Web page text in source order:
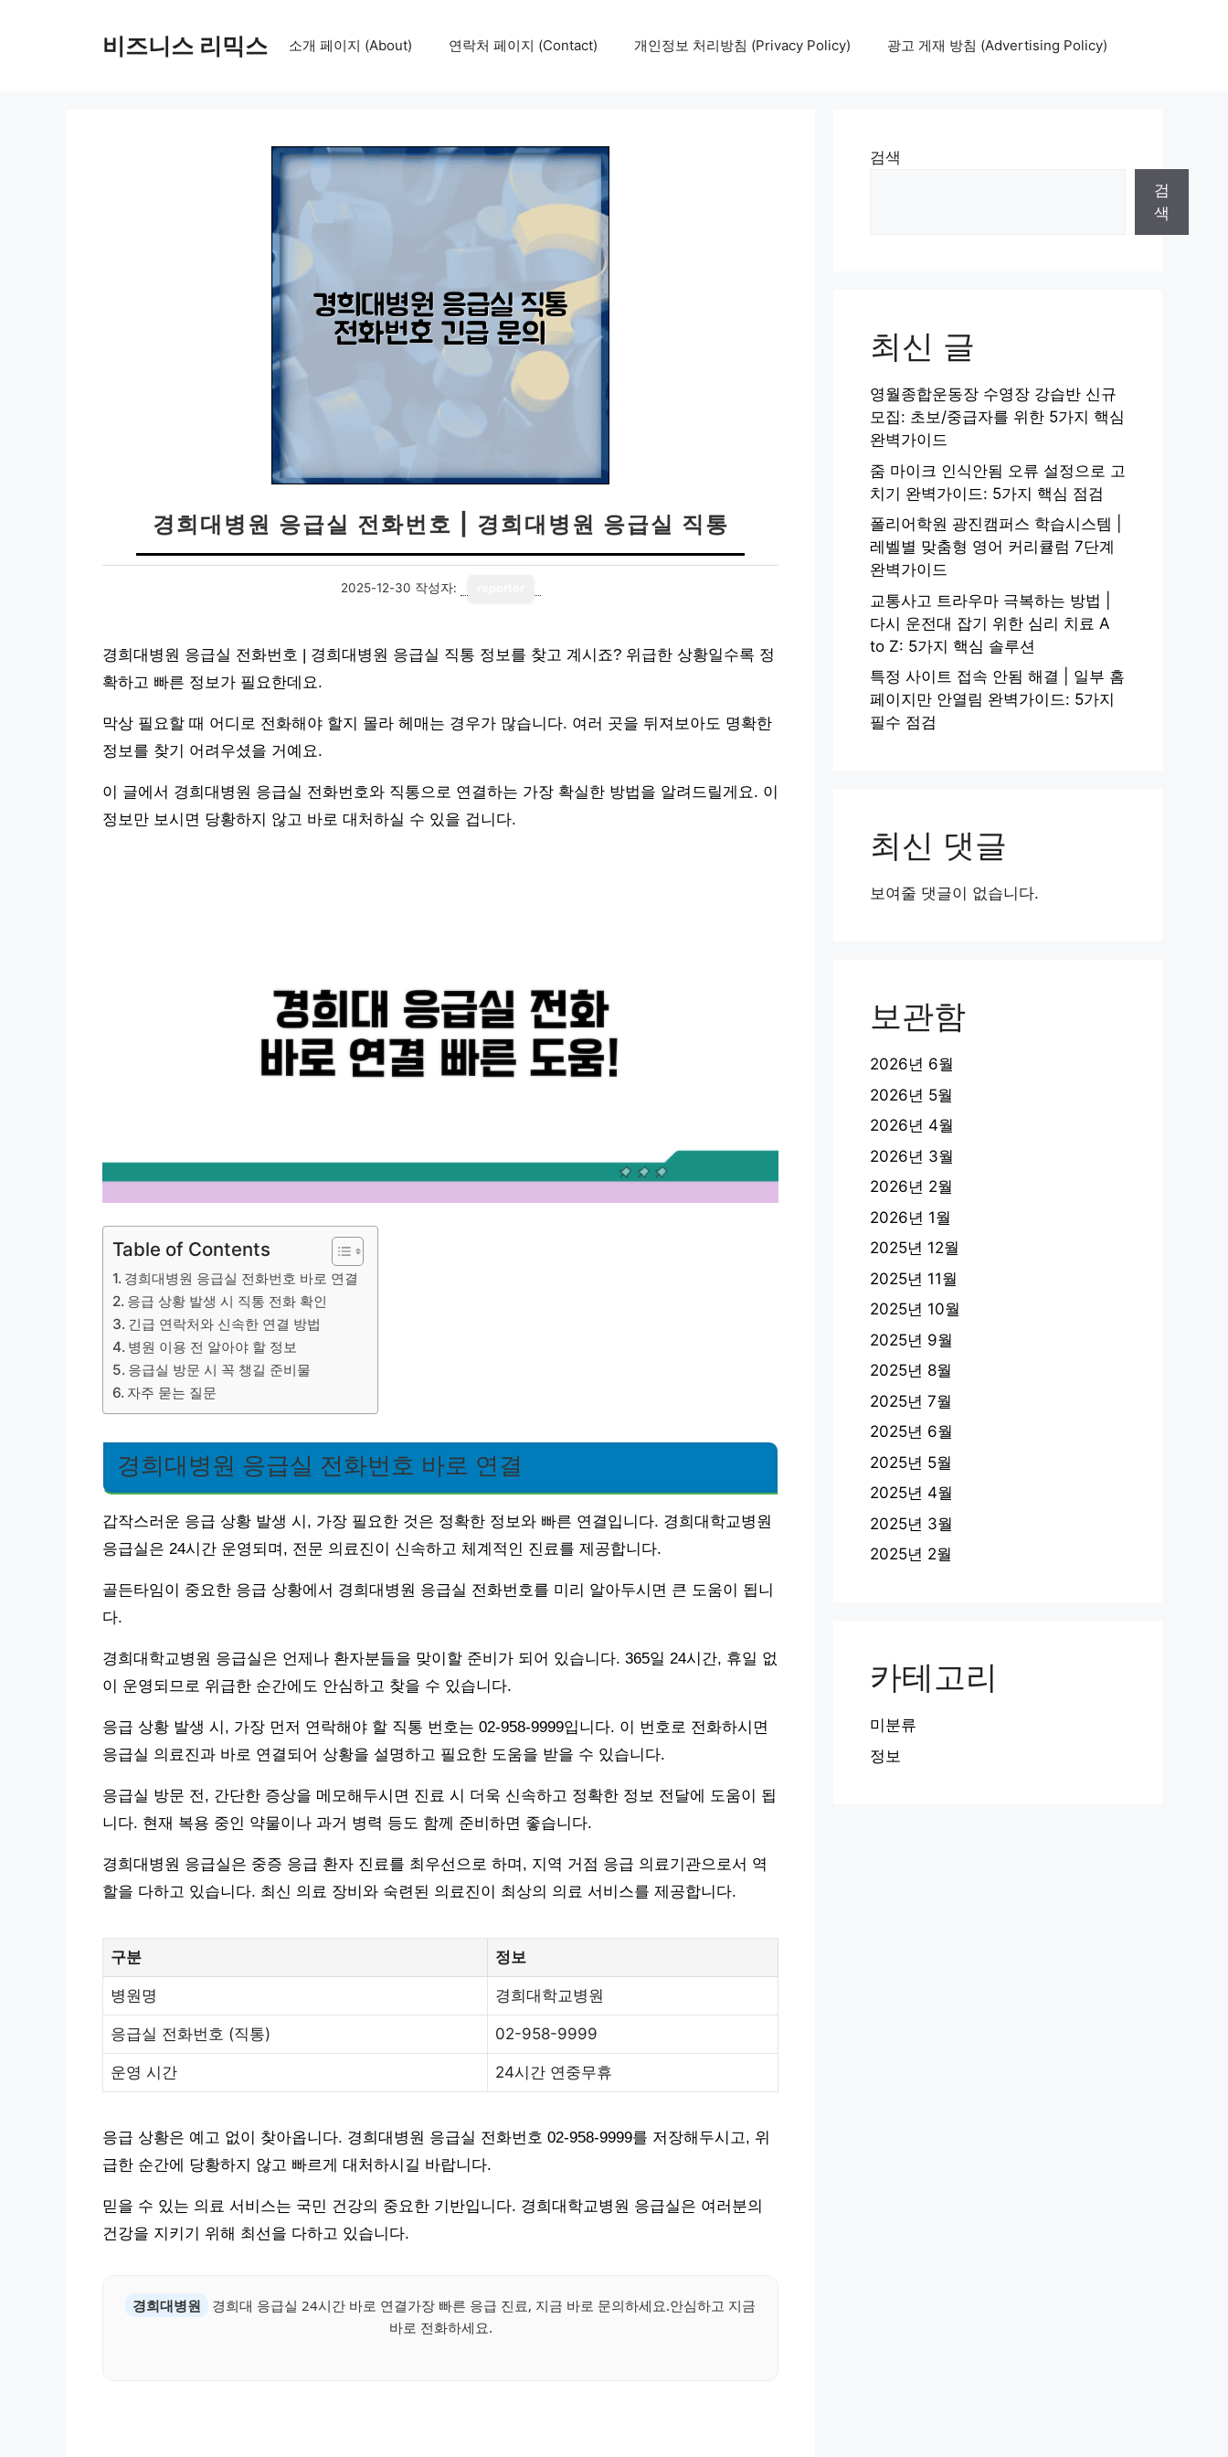
비즈니스 리믹스 소개 페이지 (About) 연락처 페이지 (Contact) 개인정보 처리방침 (Privacy Policy) 광고 게재 방침 (Advertising Policy)
경희대병원 응급실 전화번호 | 경희대병원 응급실 직통
2025-12-30 작성자:
경희대병원 응급실 전화번호 | 경희대병원 응급실 직통 정보를 찾고 계시죠? 위급한 상황일수록 정
확하고 빠른 정보가 필요한데요.
막상 필요할 때 어디로 전화해야 할지 몰라 헤매는 경우가 많습니다. 여러 곳을 뒤져보아도 명확한
정보를 찾기 어려우셨을 거예요.
이 글에서 경희대병원 응급실 전화번호와 직통으로 연결하는 가장 확실한 방법을 알려드릴게요. 이
정보만 보시면 당황하지 않고 바로 대처하실 수 있을 겁니다.
Table of Contents
경희대병원 응급실 전화번호 바로 연결
응급 상황 발생 시 직통 전화 확인
긴급 연락처와 신속한 연결 방법
병원 이용 전 알아야 할 정보
응급실 방문 시 꼭 챙길 준비물
자주 묻는 질문
경희대병원 응급실 전화번호 바로 연결
갑작스러운 응급 상황 발생 시, 가장 필요한 것은 정확한 정보와 빠른 연결입니다. 경희대학교병원
응급실은 24시간 운영되며, 전문 의료진이 신속하고 체계적인 진료를 제공합니다.
골든타임이 중요한 응급 상황에서 경희대병원 응급실 전화번호를 미리 알아두시면 큰 도움이 됩니
다.
경희대학교병원 응급실은 언제나 환자분들을 맞이할 준비가 되어 있습니다. 365일 24시간, 휴일 없
이 운영되므로 위급한 순간에도 안심하고 찾을 수 있습니다.
응급 상황 발생 시, 가장 먼저 연락해야 할 직통 번호는 02-958-9999입니다. 이 번호로 전화하시면
응급실 의료진과 바로 연결되어 상황을 설명하고 필요한 도움을 받을 수 있습니다.
응급실 방문 전, 간단한 증상을 메모해두시면 진료 시 더욱 신속하고 정확한 정보 전달에 도움이 됩
니다. 현재 복용 중인 약물이나 과거 병력 등도 함께 준비하면 좋습니다.
경희대병원 응급실은 중증 응급 환자 진료를 최우선으로 하며, 지역 거점 응급 의료기관으로서 역
할을 다하고 있습니다. 최신 의료 장비와 숙련된 의료진이 최상의 의료 서비스를 제공합니다.
구분 정보
병원명 경희대학교병원
응급실 전화번호 (직통) 02-958-9999
운영 시간 24시간 연중무휴
응급 상황은 예고 없이 찾아옵니다. 경희대병원 응급실 전화번호 02-958-9999를 저장해두시고, 위
급한 순간에 당황하지 않고 빠르게 대처하시길 바랍니다.
믿을 수 있는 의료 서비스는 국민 건강의 중요한 기반입니다. 경희대학교병원 응급실은 여러분의
건강을 지키기 위해 최선을 다하고 있습니다.
경희대병원
경희대 응급실 24시간 바로 연결가장 빠른 응급 진료, 지금 바로 문의하세요.안심하고 지금
바로 전화하세요.
검색
검
색
최신 글
영월종합운동장 수영장 강습반 신규
모집: 초보/중급자를 위한 5가지 핵심
완벽가이드
줌 마이크 인식안됨 오류 설정으로 고
치기 완벽가이드: 5가지 핵심 점검
폴리어학원 광진캠퍼스 학습시스템 |
레벨별 맞춤형 영어 커리큘럼 7단계
완벽가이드
교통사고 트라우마 극복하는 방법 |
다시 운전대 잡기 위한 심리 치료 A
to Z: 5가지 핵심 솔루션
특정 사이트 접속 안됨 해결 | 일부 홈
페이지만 안열림 완벽가이드: 5가지
필수 점검
최신 댓글
보여줄 댓글이 없습니다.
보관함
2026년 6월
2026년 5월
2026년 4월
2026년 3월
2026년 2월
2026년 1월
2025년 12월
2025년 11월
2025년 10월
2025년 9월
2025년 8월
2025년 7월
2025년 6월
2025년 5월
2025년 4월
2025년 3월
2025년 2월
카테고리
미분류
정보